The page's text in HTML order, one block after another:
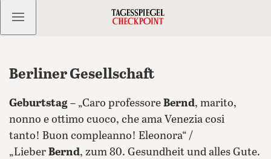
Kostenlos anmelden
Berliner Gesellschaft
Geburtstag – „Caro professore Bernd, marito,
nonno e ottimo cuoco, che ama Venezia cosi
tanto! Buon compleanno! Eleonora“ /
„Lieber Bernd, zum 80. Gesundheit und alles Gute.